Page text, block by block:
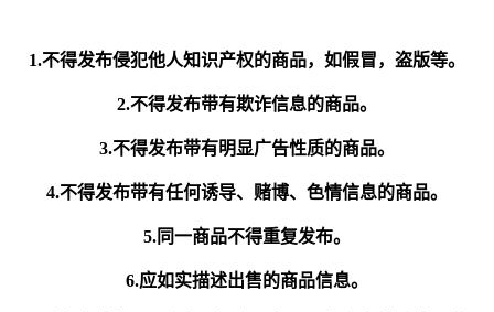
1.不得发布侵犯他人知识产权的商品，如假冒，盗版等。
2.不得发布带有欺诈信息的商品。
3.不得发布带有明显广告性质的商品。
4.不得发布带有任何诱导、赌博、色情信息的商品。
5.同一商品不得重复发布。
6.应如实描述出售的商品信息。